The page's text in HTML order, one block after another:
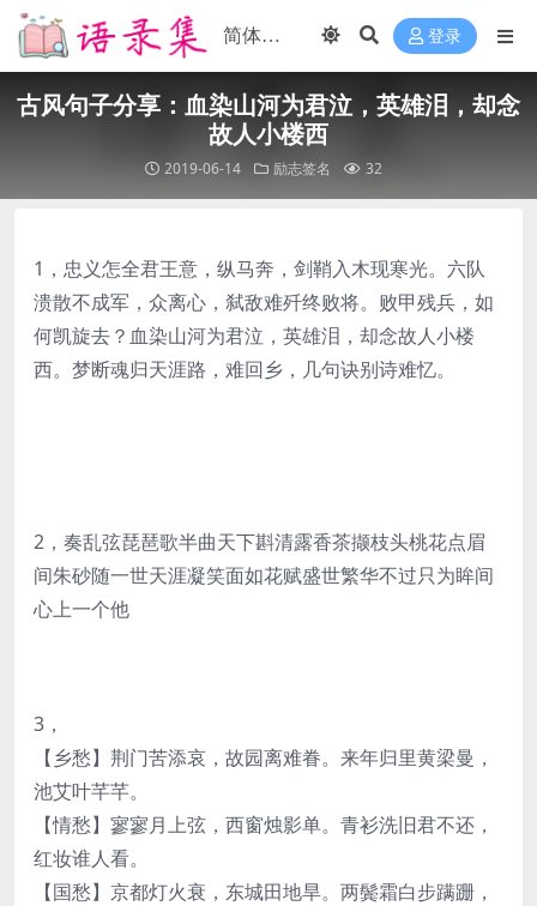
登录
古风句子分享：血染山河为君泣，英雄泪，却念
故人小楼西
2019-06-14 励志签名 32
1，忠义怎全君王意，纵马奔，剑鞘入木现寒光。六队
溃散不成军，众离心，弑敌难歼终败将。败甲残兵，如
何凯旋去？血染山河为君泣，英雄泪，却念故人小楼
西。梦断魂归天涯路，难回乡，几句诀别诗难忆。
2，奏乱弦琵琶歌半曲天下斟清露香茶撷枝头桃花点眉
间朱砂随一世天涯凝笑面如花赋盛世繁华不过只为眸间
心上一个他
3，
【乡愁】荆门苦添哀，故园离难眷。来年归里黄梁曼，
池艾叶芊芊。
【情愁】寥寥月上弦，西窗烛影单。青衫洗旧君不还，
红妆谁人看。
【国愁】京都灯火衰，东城田地旱。两鬓霜白步蹒跚，